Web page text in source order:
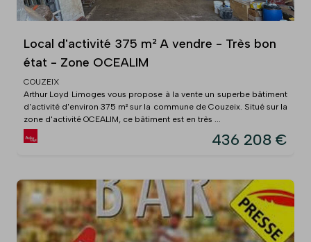
Local d'activité 375 m² A vendre - Très bon
état - Zone OCEALIM
COUZEIX
Arthur Loyd Limoges vous propose à la vente un superbe bâtiment
d'activité d'environ 375 m² sur la commune de Couzeix. Situé sur la
zone d'activité OCEALIM, ce bâtiment est en très ...
436 208 €